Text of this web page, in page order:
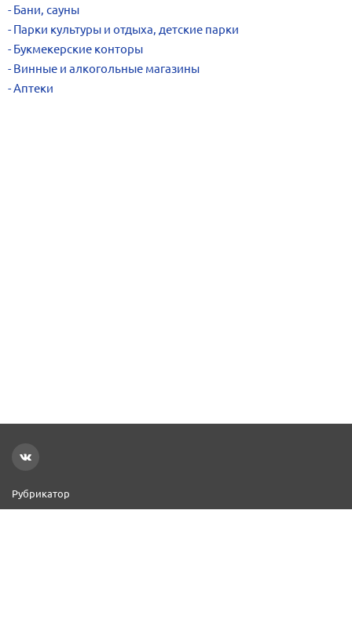
Бани, сауны
Парки культуры и отдыха, детские парки
Букмекерские конторы
Винные и алкогольные магазины
Аптеки
Рубрикатор